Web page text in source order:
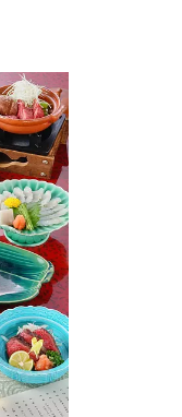
カムドリンクサービス